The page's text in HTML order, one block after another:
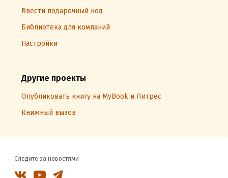
Ввести подарочный код
Библиотека для компаний
Настройки
Другие проекты
Опубликовать книгу на MyBook и Литрес
Книжный вызов
Следите за новостями